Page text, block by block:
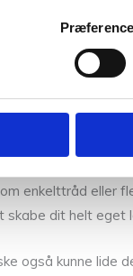
fantastisk garn
blødt, let, luftigt
fra CaMaRose
enkelttråd
dit helt eget
også kunne lide